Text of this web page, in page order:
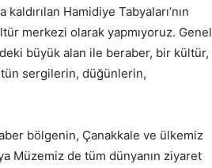
Hamidiye Tabyaları’nın
merkezi olarak yapmıyoruz. Genel
büyük alan ile beraber, bir kültür,
sergilerin, düğünlerin,
bölgenin, Çanakkale ve ülkemiz
Müzemiz de tüm dünyanın ziyaret